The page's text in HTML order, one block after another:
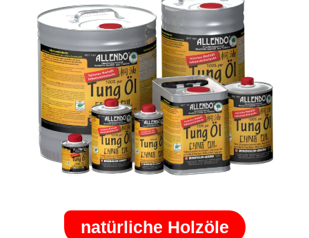
natürliche Holzöle